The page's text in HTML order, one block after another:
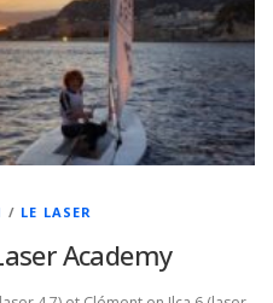
/ LE LASER
Academy